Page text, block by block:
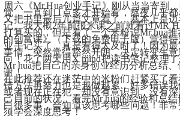
周六《Mr.Hua创业手记》刚从当当寄到
觉，一直到11点多才开始看，熬夜几乎
又把书里最后几篇文章看了，基本上是
记。我大概2年前报米课之前就看过MR
打算买的，但是看了一个米粉说Mr hua
的创富课》（下载的免费电子版）觉得
业手记买了，真是看得太及时了！因为
事情，突然觉得豁然开朗，决定转变生
向！花了两天用X mind把读书笔记整理
Mr hua把自己的亲身创业经历分析总结
谢！
在此推荐还在迷茫中的米粉们赶紧买了
错方法再努力也是越做越累，好多错误
或者现在正在犯，却没有意识到，没有
己目前的状况，看完Mr hua的经验和总
白很多事，会知道该思考哪些问题！非
须学会深度思考！